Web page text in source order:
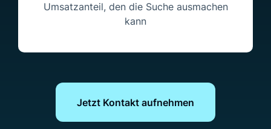
Umsatzanteil, den die Suche ausmachen
kann
Jetzt Kontakt aufnehmen